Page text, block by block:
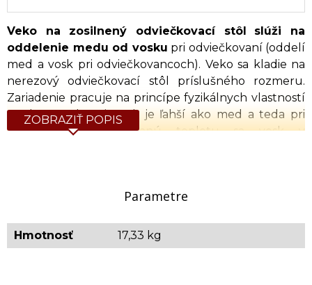
Veko na zosilnený odviečkovací stôl
slúži na
oddelenie medu od vosku pri odviečkovaní (oddelí
med a vosk pri odviečkovancoch). Veko sa kladie na
nerezový odviečkovací stôl príslušného rozmeru.
Zariadenie pracuje na princípe fyzikálnych vlastností
medu a vosku t.j. vosk je ľahší ako med a teda pri
zahriatí na požadovanú teplotu sa vosk v
cez ventil odviečkovacieho stola vypustí a vosk sa z
regulátor teploty.
ZOBRAZIŤ POPIS
Parametre
Hmotnosť 17,33 kg